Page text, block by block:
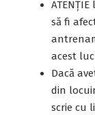
să fi
acest
Dacă
din
scrie cu